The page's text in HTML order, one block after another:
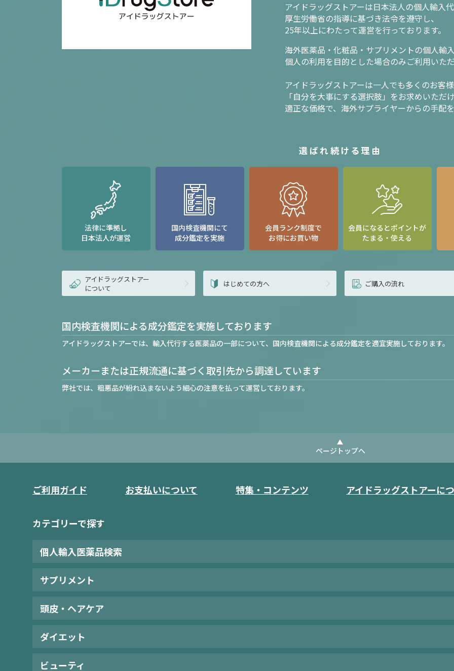
アイドラッグストアーは日本法人の個人輸入
厚生労働省の指導に基づき法令を遵守し、
25年以上にわたって運営を行っております。
海外医薬品・化粧品・サプリメントの個人輸
個人の利用を目的とした場合のみご利用いた
アイドラッグストアーは一人でも多くのお客
「自分を大事にする選択肢」をお求めいただ
適正な価格で、海外サプライヤーからの手配
選ばれ続ける理由
法律に準拠し
日本法人が運営
国内検査機関にて
成分鑑定を実施
会員ランク制度で
お得にお買い物
会員になるとポイントが
たまる・使える
アイドラッグストアー
について
はじめての方へ ご購入の流れ
国内検査機関による成分鑑定を実施しております
アイドラッグストアーでは、輸入代行する医薬品の一部について、国内検査機関による成分鑑定を適宜実施しております。
メーカーまたは正規流通に基づく取引先から調達しています
弊社では、粗悪品が紛れ込まないよう細心の注意を払って運営しております。
ページトップへ
ご利用ガイド お支払いについて 特集・コンテンツ アイドラッグストアーに
カテゴリーで探す
個人輸入医薬品検索
サプリメント
頭皮・ヘアケア
ダイエット
ビューティ